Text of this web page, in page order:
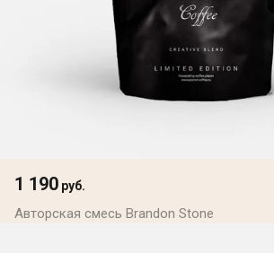
1 190 руб.
Авторская смесь Brandon Stone